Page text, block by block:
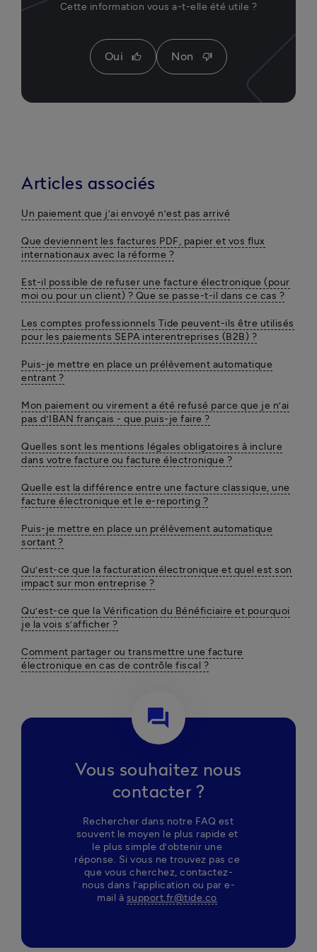
Cette information vous a-t-elle été utile ?
Oui thumb_up Non thumb_down
Articles associés
Un paiement que j’ai envoyé n’est pas arrivé
Que deviennent les factures PDF, papier et vos flux
internationaux avec la réforme ?
Est-il possible de refuser une facture électronique (pour
moi ou pour un client) ? Que se passe-t-il dans ce cas ?
Les comptes professionnels Tide peuvent-ils être utilisés
pour les paiements SEPA interentreprises (B2B) ?
Puis-je mettre en place un prélèvement automatique
entrant ?
Mon paiement ou virement a été refusé parce que je n’ai
pas d’IBAN français - que puis-je faire ?
Quelles sont les mentions légales obligatoires à inclure
dans votre facture ou facture électronique ?
Quelle est la différence entre une facture classique, une
facture électronique et le e-reporting ?
Puis-je mettre en place un prélèvement automatique
sortant ?
Qu’est-ce que la facturation électronique et quel est son
impact sur mon entreprise ?
Qu’est-ce que la Vérification du Bénéficiaire et pourquoi
je la vois s’afficher ?
Comment partager ou transmettre une facture
électronique en cas de contrôle fiscal ?
question_answer
Vous souhaitez nous
contacter ?
Rechercher dans notre FAQ est
souvent le moyen le plus rapide et
le plus simple d’obtenir une
réponse. Si vous ne trouvez pas ce
que vous cherchez, contactez-
nous dans l’application ou par e-
mail à support.fr@tide.co